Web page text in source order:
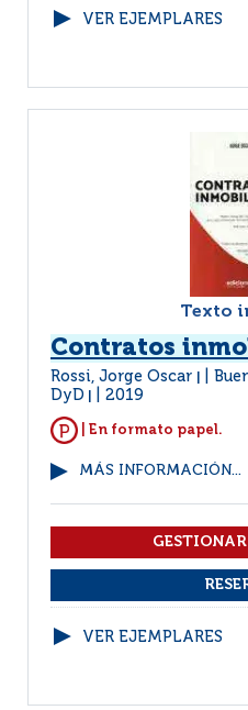
VER EJEMPLARES
Texto
Contratos
Rossi, Jorge Oscar
DyD
2019
| En formato papel.
MÁS INFORMACIÓN...
VER EJEMPLARES